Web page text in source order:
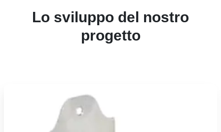
Lo sviluppo del nostro
progetto